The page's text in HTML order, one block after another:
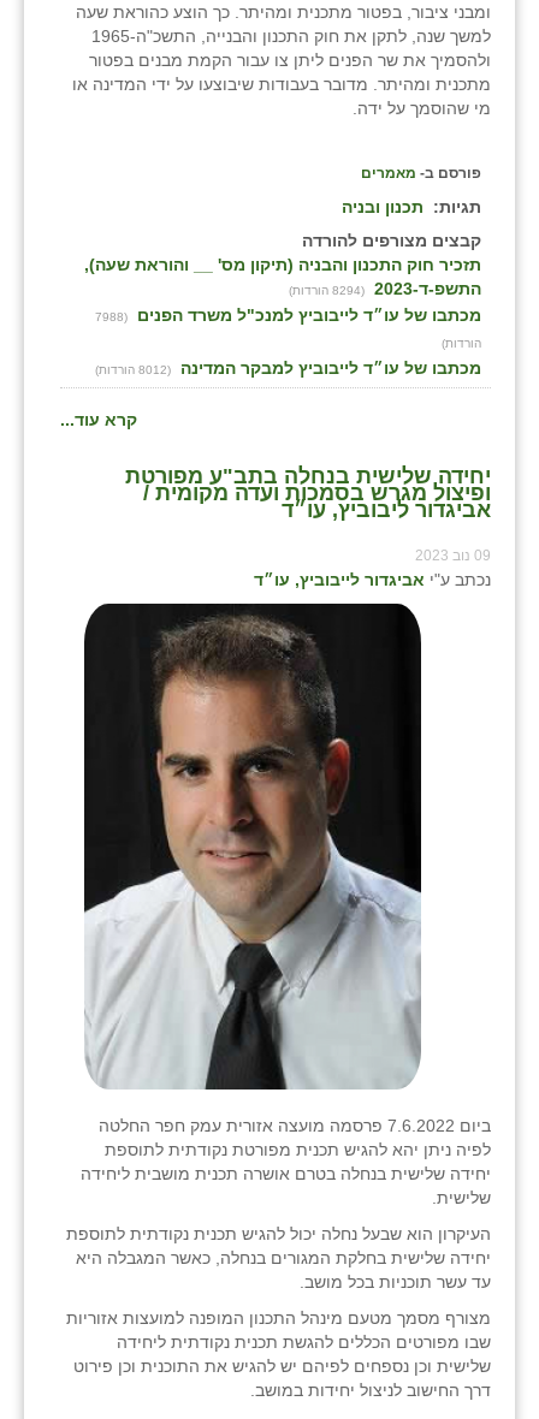
ומבני ציבור, בפטור מתכנית ומהיתר. כך הוצע כהוראת שעה
למשך שנה, לתקן את חוק התכנון והבנייה, התשכ"ה-1965
ולהסמיך את שר הפנים ליתן צו עבור הקמת מבנים בפטור
מתכנית ומהיתר. מדובר בעבודות שיבוצעו על ידי המדינה או
מי שהוסמך על ידה.
פורסם ב- מאמרים
תגיות:
תכנון ובניה
קבצים מצורפים להורדה
תזכיר חוק התכנון והבניה (תיקון מס' __ והוראת שעה),
התשפ-ד-2023
(8294 הורדות)
מכתבו של עו״ד לייבוביץ למנכ"ל משרד הפנים
(7988
הורדות)
מכתבו של עו״ד לייבוביץ למבקר המדינה (8012 הורדות)
קרא עוד...
יחידה שלישית בנחלה בתב"ע מפורטת
ופיצול מגרש בסמכות ועדה מקומית /
אביגדור ליבוביץ, עו״ד
09 נוב 2023
נכתב ע"י אביגדור לייבוביץ, עו״ד
ביום 7.6.2022 פרסמה מועצה אזורית עמק חפר החלטה
לפיה ניתן יהא להגיש תכנית מפורטת נקודתית לתוספת
יחידה שלישית בנחלה בטרם אושרה תכנית מושבית ליחידה
שלישית.
העיקרון הוא שבעל נחלה יכול להגיש תכנית נקודתית לתוספת
יחידה שלישית בחלקת המגורים בנחלה, כאשר המגבלה היא
עד עשר תוכניות בכל מושב.
מצורף מסמך מטעם מינהל התכנון המופנה למועצות אזוריות
שבו מפורטים הכללים להגשת תכנית נקודתית ליחידה
שלישית וכן נספחים לפיהם יש להגיש את התוכנית וכן פירוט
דרך החישוב לניצול יחידות במושב.